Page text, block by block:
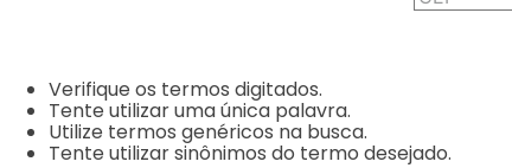
Verifique os termos digitados.
Tente utilizar uma única palavra.
Utilize termos genéricos na busca.
Tente utilizar sinônimos do termo desejado.